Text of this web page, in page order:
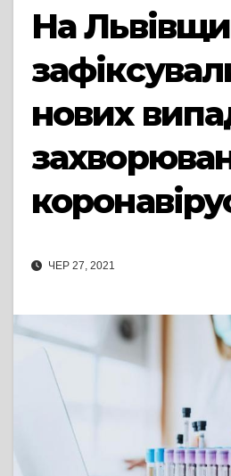
На
нових
ЧЕР 27, 2021